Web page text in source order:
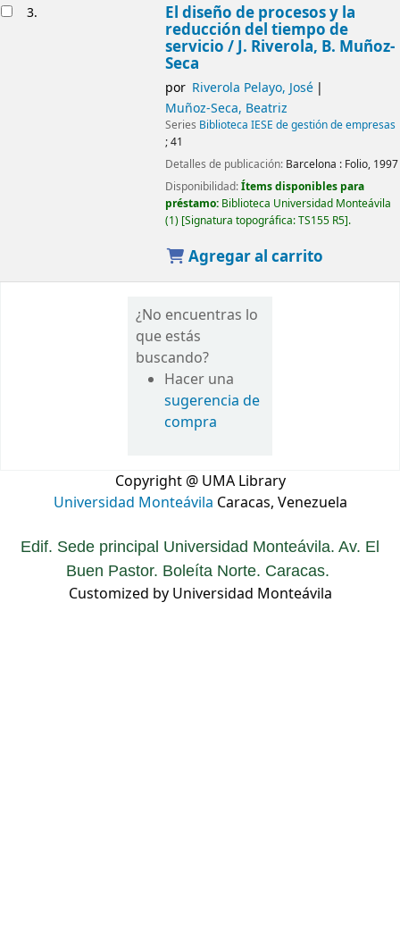
3. El diseño de procesos y la
reducción del tiempo de
servicio /J. Riverola, B. Muñoz-
Seca
por Riverola Pelayo, José
Muñoz-Seca, Beatriz
Series Biblioteca IESE de gestión de empresas
; 41
Detalles de publicación: Barcelona : Folio, 1997
Disponibilidad:Ítems disponibles para
préstamo: Biblioteca Universidad Monteávila
(1) Signatura topográfica:TS155 R5 .
Agregar al carrito
¿No encuentras lo
que estás
buscando?
Hacer una
sugerencia de
compra
Copyright @ UMA Library
Universidad Monteávila Caracas, Venezuela
Edif. Sede principal Universidad Monteávila. Av. El
Buen Pastor. Boleíta Norte. Caracas.
Customized by Universidad Monteávila